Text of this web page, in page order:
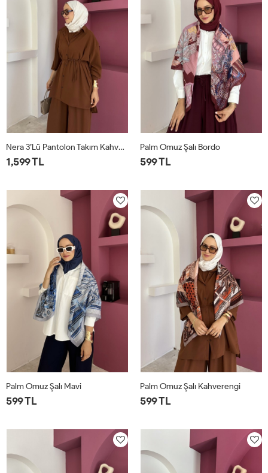
Nera 3’lü Pantolon Takım Kahverengi
1,599 TL
Palm Omuz Şalı Bordo
599 TL
Palm Omuz Şalı Mavi
599 TL
Palm Omuz Şalı Kahverengi
599 TL